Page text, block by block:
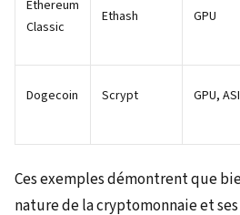
Ethereum
Classic
Ethash GPU
Dogecoin Scrypt GPU,
Ces exemples démontrent que
nature de la cryptomonnaie et